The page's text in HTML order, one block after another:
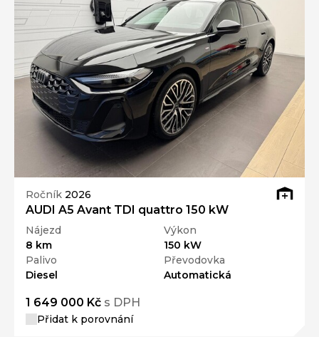
Ročník 2026
AUDI A5 Avant TDI quattro 150 kW
Nájezd
8 km
Výkon
150 kW
Palivo
Diesel
Převodovka
Automatická
1 649 000 Kč s DPH
Přidat k porovnání